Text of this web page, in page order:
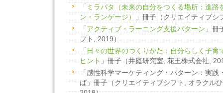
「 ミラパタ（未来の自分をつくる場所：進路
ン・ランゲージ）
」冊子（クリエイティブシ
「 アクティブ・ラーニング支援パターン 」冊
フト, 2019）
「日々の世界のつくりかた：自分らしく子育
ヒント」冊子（井庭研究室, 花王株式会社,
「感性科学マーケティング・パターン：実践
ば」冊子（クリエイティブシフト, オラクル